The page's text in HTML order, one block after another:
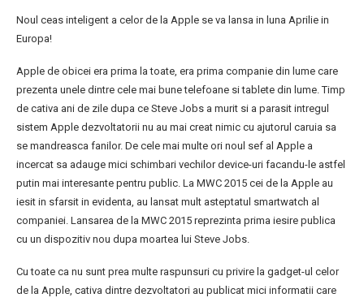
Noul ceas inteligent a celor de la Apple se va lansa in luna Aprilie in
Europa!
Apple de obicei era prima la toate, era prima companie din lume care
prezenta unele dintre cele mai bune telefoane si tablete din lume. Timp
de cativa ani de zile dupa ce Steve Jobs a murit si a parasit intregul
sistem Apple dezvoltatorii nu au mai creat nimic cu ajutorul caruia sa
se mandreasca fanilor. De cele mai multe ori noul sef al Apple a
incercat sa adauge mici schimbari vechilor device-uri facandu-le astfel
putin mai interesante pentru public. La MWC 2015 cei de la Apple au
iesit in sfarsit in evidenta, au lansat mult asteptatul smartwatch al
companiei. Lansarea de la MWC 2015 reprezinta prima iesire publica
cu un dispozitiv nou dupa moartea lui Steve Jobs.
Cu toate ca nu sunt prea multe raspunsuri cu privire la gadget-ul celor
de la Apple, cativa dintre dezvoltatori au publicat mici informatii care